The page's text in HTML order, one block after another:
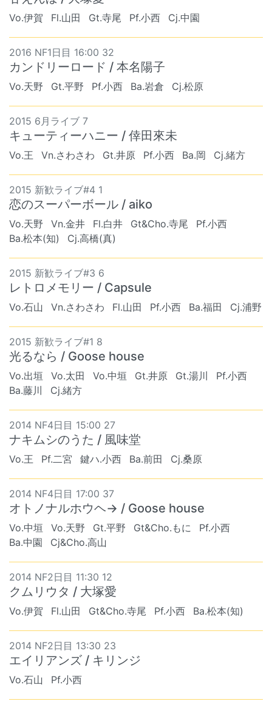
Vo.伊賀 Fl.山田 Gt.寺尾 Pf.小西 Cj.中園
2016 NF1日目 16:00 32
カンドリーロード / 本名陽子
Vo.天野 Gt.平野 Pf.小西 Ba.岩倉 Cj.松原
2015 6月ライブ 7
キューティーハニー / 倖田來未
Vo.王 Vn.さわさわ Gt.井原 Pf.小西 Ba.岡 Cj.緒方
2015 新歓ライブ#4 1
恋のスーパーボール / aiko
Vo.天野 Vn.金井 Fl.白井 Gt&Cho.寺尾
Pf.小西
Ba.松本(知)
Cj.高橋(真)
2015 新歓ライブ#3 6
レトロメモリー / Capsule
Vo.石山 Vn.さわさわ Fl.山田 Pf.小西 Ba.福田 Cj.浦野
2015 新歓ライブ#1 8
光るなら / Goose house
Vo.出垣 Vo.太田 Vo.中垣 Gt.井原 Gt.湯川
Pf.小西
Ba.藤川
Cj.緒方
2014 NF4日目 15:00 27
ナキムシのうた / 風味堂
Vo.王 Pf.二宮 鍵ハ.小西 Ba.前田 Cj.桑原
2014 NF4日目 17:00 37
オトノナルホウヘ→ / Goose house
Vo.中垣 Vo.天野 Gt.平野 Gt&Cho.もに
Pf.小西
Ba.中園
Cj&Cho.高山
2014 NF2日目 11:30 12
クムリウタ / 大塚愛
Vo.伊賀 Fl.山田 Gt&Cho.寺尾 Pf.小西 Ba.松本(知)
2014 NF2日目 13:30 23
エイリアンズ / キリンジ
Vo.石山 Pf.小西